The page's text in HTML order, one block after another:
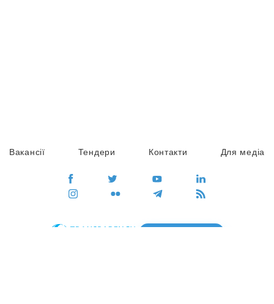
Вакансії Тендери Контакти Для медіа